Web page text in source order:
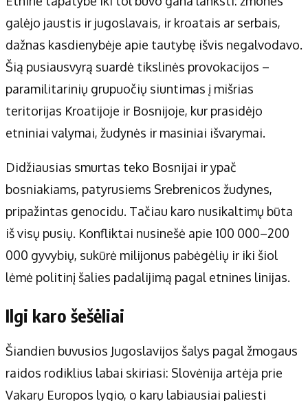
galėjo jaustis ir jugoslavais, ir kroatais ar serbais,
dažnas kasdienybėje apie tautybę išvis negalvodavo.
Šią pusiausvyrą suardė tikslinės provokacijos –
paramilitarinių grupuočių siuntimas į mišrias
teritorijas Kroatijoje ir Bosnijoje, kur prasidėjo
etniniai valymai, žudynės ir masiniai išvarymai.
Didžiausias smurtas teko Bosnijai ir ypač
bosniakiams, patyrusiems Srebrenicos žudynes,
pripažintas genocidu. Tačiau karo nusikaltimų būta
iš visų pusių. Konfliktai nusinešė apie 100 000–200
000 gyvybių, sukūrė milijonus pabėgėlių ir iki šiol
lėmė politinį šalies padalijimą pagal etnines linijas.
Ilgi karo šešėliai
Šiandien buvusios Jugoslavijos šalys pagal žmogaus
raidos rodiklius labai skiriasi: Slovėnija artėja prie
Vakarų Europos lygio, o karų labiausiai paliesti